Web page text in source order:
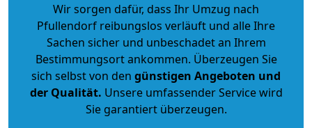
Wir sorgen dafür, dass Ihr Umzug nach
Pfullendorf reibungslos verläuft und alle Ihre
Sachen sicher und unbeschadet an Ihrem
Bestimmungsort ankommen. Überzeugen Sie
sich selbst von den günstigen Angeboten und
der Qualität. Unsere umfassender Service wird
Sie garantiert überzeugen.